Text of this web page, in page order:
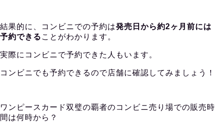
結果的に、コンビニでの予約は発売日から約2ヶ月前には
予約できる ことがわかります。
実際にコンビニで予約できた人もいます。
コンビニでも予約できるので店舗に確認してみましょう！
ワンピースカード双璧の覇者のコンビニ売り場での販売時
間は何時から？